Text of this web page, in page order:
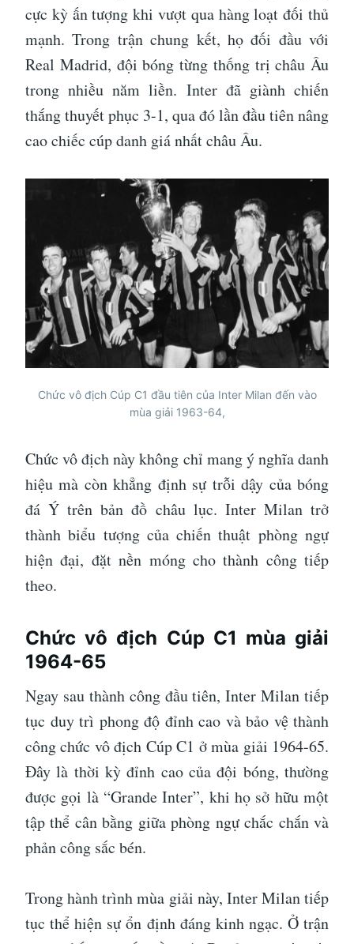
cực kỳ ấn tượng khi vượt qua hàng loạt đối thủ
mạnh. Trong trận chung kết, họ đối đầu với
Real Madrid, đội bóng từng thống trị châu Âu
trong nhiều năm liền. Inter đã giành chiến
thắng thuyết phục 3-1, qua đó lần đầu tiên nâng
cao chiếc cúp danh giá nhất châu Âu.
Chức vô địch Cúp C1 đầu tiên của Inter Milan đến vào
mùa giải 1963-64,
Chức vô địch này không chỉ mang ý nghĩa danh
hiệu mà còn khẳng định sự trỗi dậy của bóng
đá Ý trên bản đồ châu lục. Inter Milan trở
thành biểu tượng của chiến thuật phòng ngự
hiện đại, đặt nền móng cho thành công tiếp
theo.
Chức vô địch Cúp C1 mùa giải
1964-65
Ngay sau thành công đầu tiên, Inter Milan tiếp
tục duy trì phong độ đỉnh cao và bảo vệ thành
công chức vô địch Cúp C1 ở mùa giải 1964-65.
Đây là thời kỳ đỉnh cao của đội bóng, thường
được gọi là “Grande Inter”, khi họ sở hữu một
tập thể cân bằng giữa phòng ngự chắc chắn và
phản công sắc bén.
Trong hành trình mùa giải này, Inter Milan tiếp
tục thể hiện sự ổn định đáng kinh ngạc. Ở trận